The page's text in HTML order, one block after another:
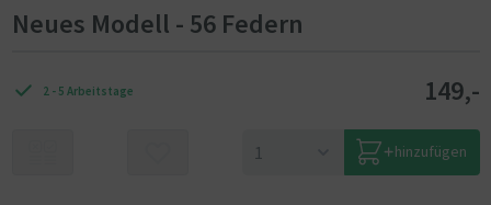
Neues Modell - 56 Federn
2 - 5 Arbeitstage 149,-
hinzufügen